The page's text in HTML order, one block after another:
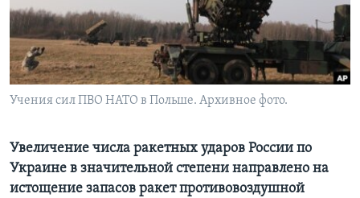
Learning English
СОЦИАЛЬНЫЕ СЕТИ
Языки
Учения сил ПВО НАТО в Польше. Архивное фото.
Увеличение числа ракетных ударов России по
Украине в значительной степени направлено на
истощение запасов ракет противовоздушной